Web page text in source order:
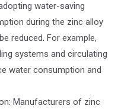
water-saving
during the zinc alloy
reduced. For example,
systems and circulating
water consumption and
Manufacturers of zinc